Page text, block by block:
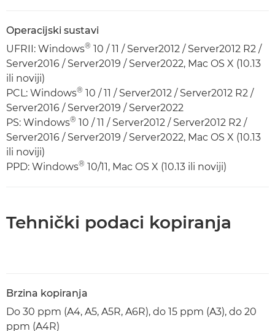
Operacijski sustavi
UFRII: Windows® 10 / 11 / Server2012 / Server2012 R2 /
Server2016 / Server2019 / Server2022, Mac OS X (10.13
ili noviji)
PCL: Windows® 10 / 11 / Server2012 / Server2012 R2 /
Server2016 / Server2019 / Server2022
PS: Windows® 10 / 11 / Server2012 / Server2012 R2 /
Server2016 / Server2019 / Server2022, Mac OS X (10.13
ili noviji)
PPD: Windows® 10/11, Mac OS X (10.13 ili noviji)
Tehnički podaci kopiranja
Brzina kopiranja
Do 30 ppm (A4, A5, A5R, A6R), do 15 ppm (A3), do 20
ppm (A4R)